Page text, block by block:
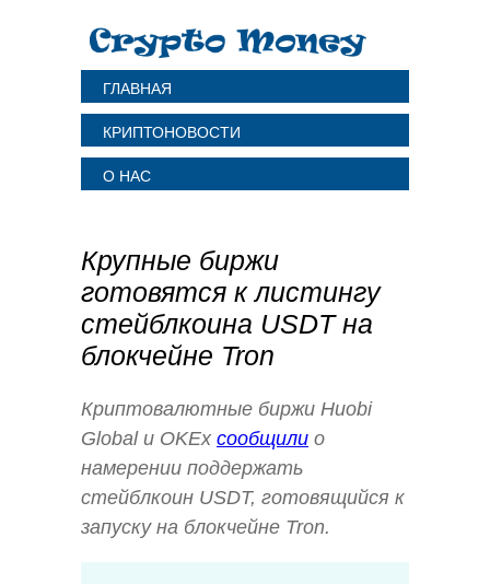
ГЛАВНАЯ
КРИПТОНОВОСТИ
О НАС
Крупные биржи
готовятся к листингу
стейблкоина USDT на
блокчейне Tron
Криптовалютные биржи Huobi
Global и OKEx сообщили о
намерении поддержать
стейблкоин USDT, готовящийся к
запуску на блокчейне Tron.